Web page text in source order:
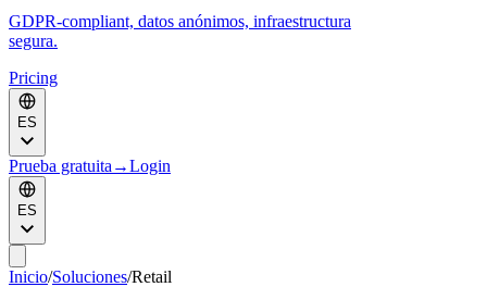
GDPR-compliant, datos anónimos, infraestructura
segura.
Pricing
ES
Prueba gratuita →Login
ES
Inicio/Soluciones/Retail